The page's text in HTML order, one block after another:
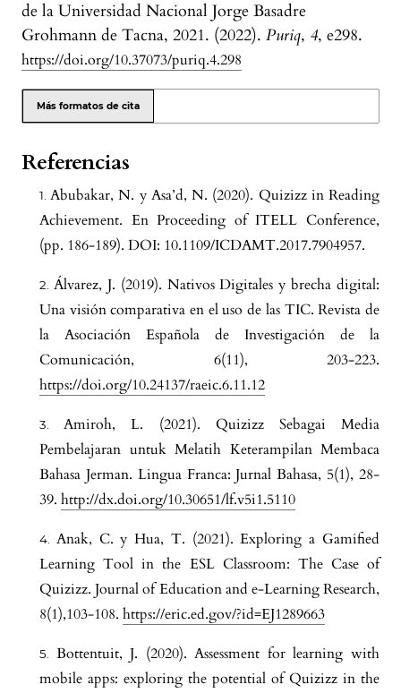
de la Universidad Nacional Jorge Basadre
Grohmann de Tacna, 2021. (2022). Puriq, 4, e298.
https://doi.org/10.37073/puriq.4.298
Más formatos de cita
Referencias
Abubakar, N. y Asa’d, N. (2020). Quizizz in Reading
Achievement. En Proceeding of ITELL Conference,
(pp. 186-189). DOI: 10.1109/ICDAMT.2017.7904957.
Álvarez, J. (2019). Nativos Digitales y brecha digital:
Una visión comparativa en el uso de las TIC. Revista de
la Asociación Española de Investigación de la
Comunicación, 6(11), 203-223.
https://doi.org/10.24137/raeic.6.11.12
Amiroh, L. (2021). Quizizz Sebagai Media
Pembelajaran untuk Melatih Keterampilan Membaca
Bahasa Jerman. Lingua Franca: Jurnal Bahasa, 5(1), 28-
39. http://dx.doi.org/10.30651/lf.v5i1.5110
Anak, C. y Hua, T. (2021). Exploring a Gamified
Learning Tool in the ESL Classroom: The Case of
Quizizz. Journal of Education and e-Learning Research,
8(1),103-108. https://eric.ed.gov/?id=EJ1289663
Bottentuit, J. (2020). Assessment for learning with
mobile apps: exploring the potential of Quizizz in the